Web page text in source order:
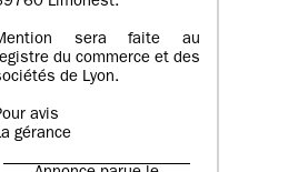
sera faite au
du commerce et des
de Lyon.
avis
gérance